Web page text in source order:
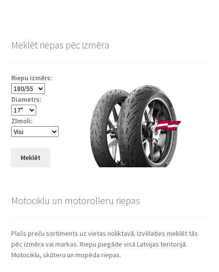
Meklēt riepas pēc izmēra
Riepu izmērs:
Diametrs:
Zīmoli:
Meklēt
Motociklu un motorolleru riepas
Plašs preču sortiments uz vietas noliktavā. Izvēlaties meklēt tās
pēc izmēra vai markas. Riepu piegāde visā Latvijas teritorijā.
Motociklu, skūteru un mopēda riepas.